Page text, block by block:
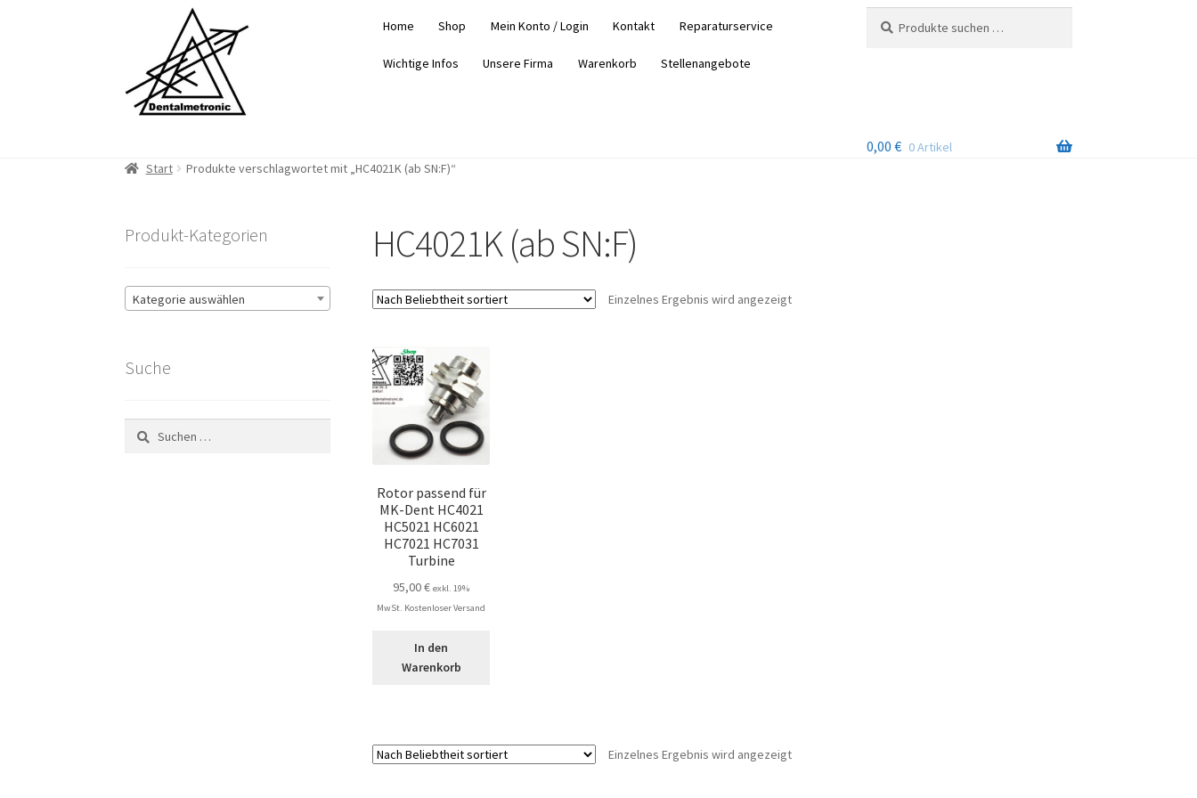
Navigation
springen
springen
Home Shop Mein Konto / Login Kontakt Reparaturservice
Wichtige Infos Unsere Firma Warenkorb Stellenangebote
nach:
0,00 € 0 Artikel
Start
Produkte verschlagwortet mit „HC4021K (ab SN:F)“
HC4021K (ab SN:F)
Einzelnes Ergebnis wird angezeigt
Rotor passend für
MK-Dent HC4021
HC5021 HC6021
HC7021 HC7031
Turbine
95,00€ exkl. 19%
MwSt. Kostenloser Versand
In den
Warenkorb
Einzelnes Ergebnis wird angezeigt
Produkt-Kategorien
Kategorie auswählen
Suche
Suchen
nach: